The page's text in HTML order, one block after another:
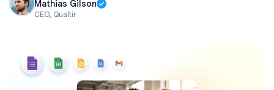
Mathias Gilson
CEO, Qualtir